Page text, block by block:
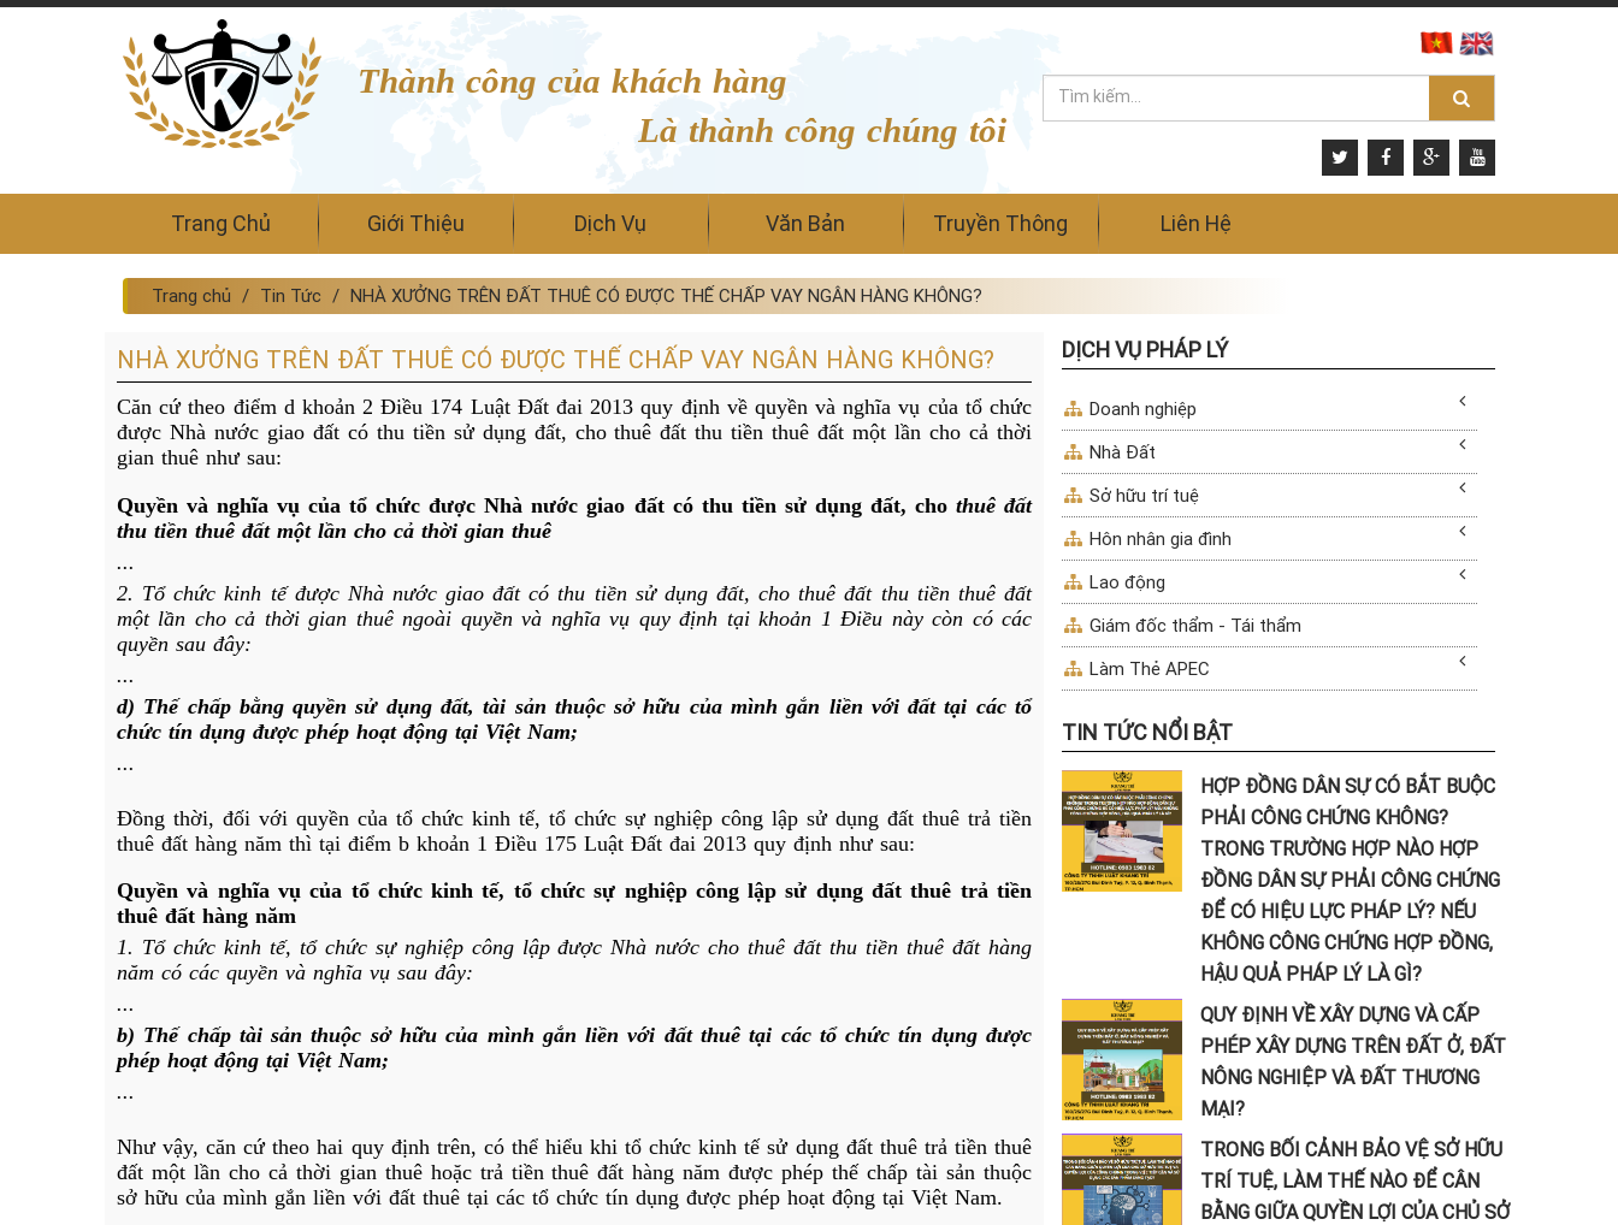
Thành công của khách hàng
Là thành công chúng tôi
Trang Chủ Giới Thiệu Dịch Vụ Văn Bản Truyền Thông Liên Hệ
Trang chủ Tin Tức NHÀ XƯỞNG TRÊN ĐẤT THUÊ CÓ ĐƯỢC THẾ CHẤP VAY NGÂN HÀNG KHÔNG?
NHÀ XƯỞNG TRÊN ĐẤT THUÊ CÓ ĐƯỢC THẾ CHẤP VAY NGÂN HÀNG KHÔNG?
Căn cứ theo điểm d khoản 2 Điều 174 Luật Đất đai 2013 quy định về quyền và nghĩa vụ của tổ chức
được Nhà nước giao đất có thu tiền sử dụng đất, cho thuê đất thu tiền thuê đất một lần cho cả thời
gian thuê như sau:
Quyền và nghĩa vụ của tổ chức được Nhà nước giao đất có thu tiền sử dụng đất, cho thuê đất
thu tiền thuê đất một lần cho cả thời gian thuê
...
2. Tổ chức kinh tế được Nhà nước giao đất có thu tiền sử dụng đất, cho thuê đất thu tiền thuê đất
một lần cho cả thời gian thuê ngoài quyền và nghĩa vụ quy định tại khoản 1 Điều này còn có các
quyền sau đây:
...
d) Thế chấp bằng quyền sử dụng đất, tài sản thuộc sở hữu của mình gắn liền với đất tại các tổ
chức tín dụng được phép hoạt động tại Việt Nam;
...
Đồng thời, đối với quyền của tổ chức kinh tế, tổ chức sự nghiệp công lập sử dụng đất thuê trả tiền
thuê đất hàng năm thì tại điểm b khoản 1 Điều 175 Luật Đất đai 2013 quy định như sau:
Quyền và nghĩa vụ của tổ chức kinh tế, tổ chức sự nghiệp công lập sử dụng đất thuê trả tiền
thuê đất hàng năm
1. Tổ chức kinh tế, tổ chức sự nghiệp công lập được Nhà nước cho thuê đất thu tiền thuê đất hàng
năm có các quyền và nghĩa vụ sau đây:
...
b) Thế chấp tài sản thuộc sở hữu của mình gắn liền với đất thuê tại các tổ chức tín dụng được
phép hoạt động tại Việt Nam;
...
Như vậy, căn cứ theo hai quy định trên, có thể hiểu khi tổ chức kinh tế sử dụng đất thuê trả tiền thuê
đất một lần cho cả thời gian thuê hoặc trả tiền thuê đất hàng năm được phép thế chấp tài sản thuộc
sở hữu của mình gắn liền với đất thuê tại các tổ chức tín dụng được phép hoạt động tại Việt Nam.
DỊCH VỤ PHÁP LÝ
Doanh nghiệp
Nhà Đất
Sở hữu trí tuệ
Hôn nhân gia đình
Lao động
Giám đốc thẩm - Tái thẩm
Làm Thẻ APEC
TIN TỨC NỔI BẬT
HỢP ĐỒNG DÂN SỰ CÓ BẮT BUỘC
PHẢI CÔNG CHỨNG KHÔNG?
TRONG TRƯỜNG HỢP NÀO HỢP
ĐỒNG DÂN SỰ PHẢI CÔNG CHỨNG
ĐỂ CÓ HIỆU LỰC PHÁP LÝ? NẾU
KHÔNG CÔNG CHỨNG HỢP ĐỒNG,
HẬU QUẢ PHÁP LÝ LÀ GÌ?
QUY ĐỊNH VỀ XÂY DỰNG VÀ CẤP
PHÉP XÂY DỰNG TRÊN ĐẤT Ở, ĐẤT
NÔNG NGHIỆP VÀ ĐẤT THƯƠNG
MẠI?
TRONG BỐI CẢNH BẢO VỆ SỞ HỮU
TRÍ TUỆ, LÀM THẾ NÀO ĐỂ CÂN
BẰNG GIỮA QUYỀN LỢI CỦA CHỦ SỞ